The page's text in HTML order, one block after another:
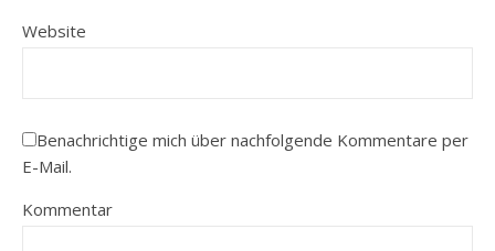
Website
Benachrichtige mich über nachfolgende Kommentare per
E-Mail.
Kommentar